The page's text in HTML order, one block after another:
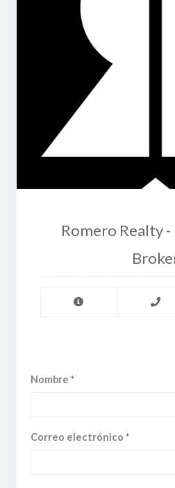
Romero Realty -
Nombre *
Correo electrónico *